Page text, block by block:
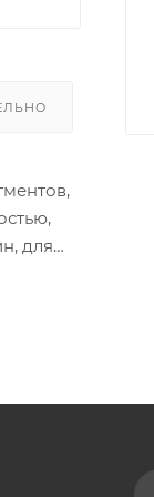
для